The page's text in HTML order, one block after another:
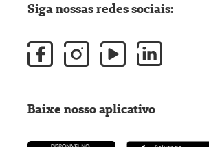
Siga nossas redes sociais:
Baixe nosso aplicativo